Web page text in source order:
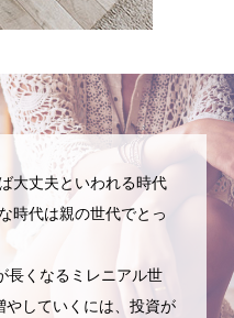
大丈夫といわれる時代
時代は親の世代でとっ
長くなるミレニアル世
していくには、投資が